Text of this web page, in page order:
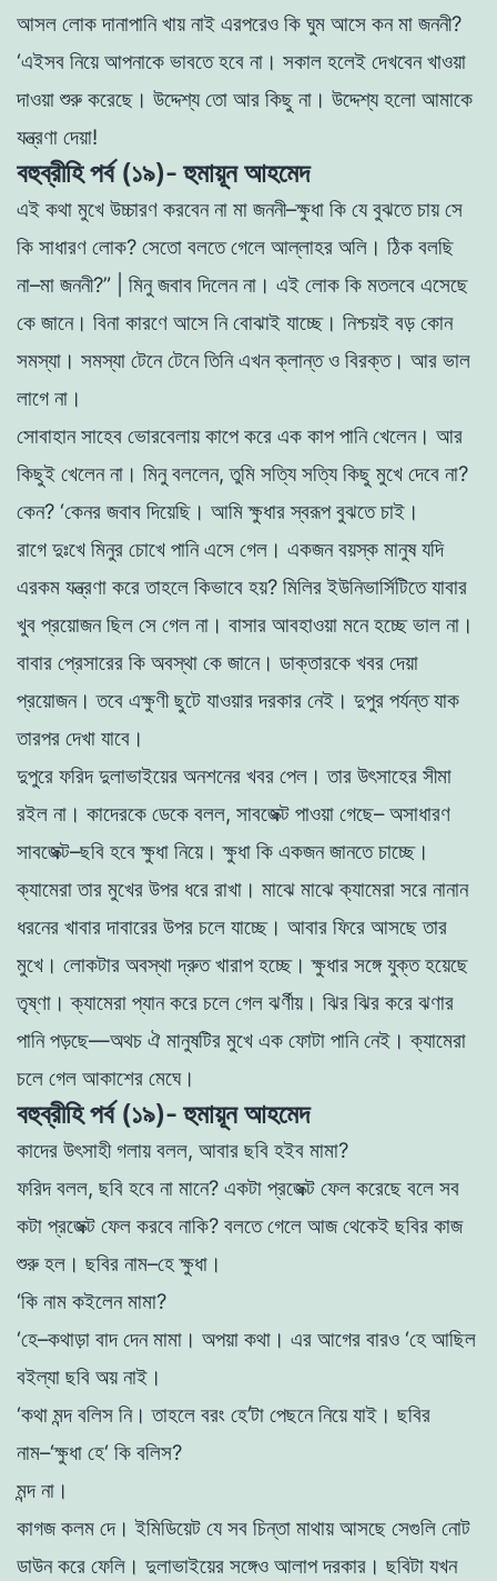
আসল লােকদানাপানিখায়নাই এরপরেও কি ঘুম আসে কনমা জননী?
‘এইসব নিয়েআপনাকে ভাবতেহবে না । সকাল হলেই দেখবেনখাওয়া
দাওয়া শুরুকরেছে । উদ্দেশ্যতাে আর কিছু না । উদ্দেশ্যহলাে আমাকে
যন্ত্রণা দেয়া!
বহুব্রীহি পর্ব (১৯)- হুমায়ূন আহমেদ
এই কথা মুখে উচ্চারণ করবেননা মা জননী–ক্ষুধা কি যেবুঝতেচায়সে
কি সাধারণ লােক? সেতাে বলতেগেলে আল্লাহর অলি । ঠিক বলছি
না–মা জননী?” মিনুজবাব দিলেননা । এই লােক কি মতলবে এসেছে
কে জানে। বিনা কারণে আসে নিবােঝাই যাচ্ছে। নিশ্চয়ই বড়কোন
সমস্যা । সমস্যা টেনেটেনেতিনিএখনক্লান্তও বিরক্ত। আর ভাল
লাগে না ।
সােবাহানসাহেব ভােরবেলায়কাপেকরে এক কাপপানিখেলেন। আর
কিছুই খেলেননা । মিনুবললেন,তুমি সত্যিসত্যিকিছু মুখে দেবে না?
কেন? ‘কেনর জবাব দিয়েছি । আমিক্ষুধারস্বরূপবুঝতেচাই ।
রাগে দুঃখে মিনুর চোখে পানিএসে গেল । একজনবয়স্ক মানুষযদি
এরকম যন্ত্রণা করেতাহলে কিভাবে হয়? মিলিরইউনিভার্সিটিতেযাবার
খুব প্রয়ােজনছিল সে গেল না । বাসার আবহাওয়া মনেহচ্ছেভাল না ।
বাবার প্রেসারের কি অবস্থা কে জানে। ডাক্তারকে খবর দেয়া
প্রয়ােজন।তবে এক্ষুণীছুটে যাওয়ারদরকার নেই । দুপুর পর্যন্তযাক
তারপর দেখা যাবে ।
দুপুরে ফরিদদুলাভাইয়ের অনশনের খবর পেল ।তার উৎসাহের সীমা
রইল না । কাদেরকে ডেকে বলল, সাবজেক্ট পাওয়া গেছে–অসাধারণ
সাবজেক্ট–ছবি হবেক্ষুধা নিয়ে।ক্ষুধা কি একজনজানতেচাচ্ছে।
ক্যামেরাতার মুখের উপর ধরে রাখা। মাঝে মাঝেক্যামেরা সরে নানান
ধরনের খাবারদাবারের উপর চলে যাচ্ছে। আবার ফিরে আসছেতার
মুখে । লােকটার অবস্থাদ্রুতখারাপহচ্ছে।ক্ষুধার সঙ্গেযুক্তহয়েছে
তৃষ্ণা ।ক্যামেরা প্যানকরে চলে গেল ঝর্ণীয়। ঝির ঝির করে ঝণার
পানিপড়ছে—অথচ ঐ মানুষটির মুখে এক ফোটা পানিনেই ।ক্যামেরা
চলে গেল আকাশের মেঘে।
বহুব্রীহি পর্ব (১৯)- হুমায়ূন আহমেদ
কাদের উৎসাহী গলায়বলল, আবার ছবি হইব মামা?
ফরিদবলল, ছবি হবে না মানে? একটা প্রজেক্ট ফেল করেছে বলে সব
কটা প্রজেক্ট ফেল করবে নাকি? বলতেগেলে আজথেকেই ছবির কাজ
শুরুহল । ছবির নাম–হেক্ষুধা ।
‘কি নাম কইলেনমামা?
‘হে–কথাড়া বাদদেনমামা । অপয়া কথা । এর আগের বারও ‘হে আছিল
বইল্যা ছবি অয় নাই ।
‘কথা মন্দবলিস নি।তাহলে বরং হে’টা পেছনেনিয়েযাই । ছবির
নাম–‘ক্ষুধা হে‘ কি বলিস?
মন্দনা ।
কাগজকলম দে।ইমিডিয়েট যেসব চিন্তা মাথায়আসছে সেগুলি নােট
ডাউনকরে ফেলি । দুলাভাইয়ের সঙ্গেও আলাপদরকার । ছবিটা যখন